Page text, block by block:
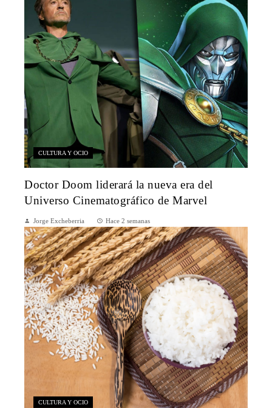
CULTURA Y OCIO
Doctor Doom liderará la nueva era del
Universo Cinematográfico de Marvel
Jorge Excheberria Hace 2 semanas
CULTURA Y OCIO